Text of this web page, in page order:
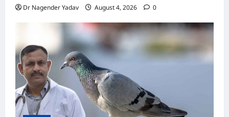
Dr Nagender Yadav August 4, 2026 0